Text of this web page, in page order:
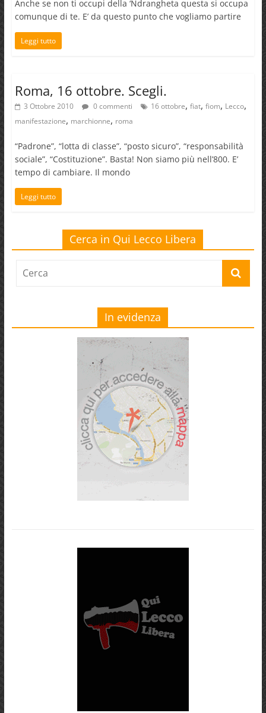
Anche se non ti occupi della ‘Ndrangheta questa si occupa
comunque di te. E’ da questo punto che vogliamo partire
Leggi tutto
Roma, 16 ottobre. Scegli.
3 Ottobre 2010 0 commenti 16 ottobre, fiat, fiom, Lecco,
manifestazione, marchionne, roma
“Padrone”, “lotta di classe”, “posto sicuro”, “responsabilità
sociale”, “Costituzione”. Basta! Non siamo più nell’800. E’
tempo di cambiare. Il mondo
Leggi tutto
Cerca in Qui Lecco Libera
In evidenza